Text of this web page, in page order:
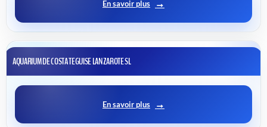
En savoir plus
AQUARIUM DE COSTA TEGUISE LANZAROTE SL
En savoir plus